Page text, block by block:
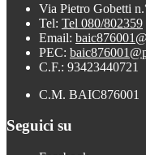
Via Pietro Gobetti
Tel: Tel 080/802359
Email:
PEC:
C.F.: 93423440721
C.M. BAIC876001
Seguici su